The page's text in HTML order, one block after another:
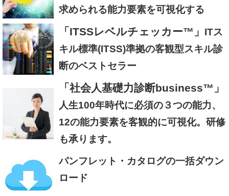
求められる能力要素を可視化する
「ITSSレベルチェッカー™」 ITス
キル標準(ITSS)準拠の客観型スキル診
断のベストセラー
「社会人基礎力診断business™」
人生100年時代に必須の３つの能力、
12の能力要素を客観的に可視化。研修
も承ります。
パンフレット・カタログの一括ダウン
ロード